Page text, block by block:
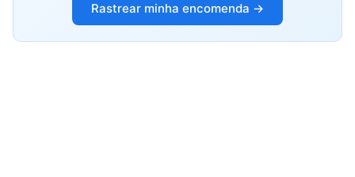
Rastrear minha encomenda →